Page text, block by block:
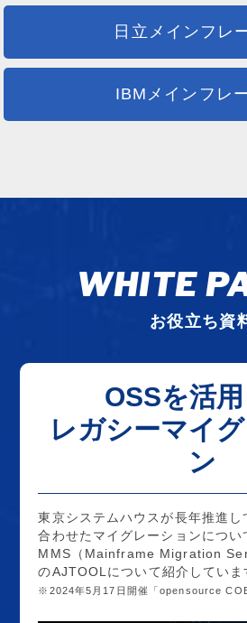
日立メインフレ
IBMメインフレ
WHITE
お役立ち資
OSSを活
レガシーマイ
ン
東京システムハウスが長年推進し
合わせたマイグレーションについ
MMS（Mainframe Migration
のAJTOOLについて紹介していま
※2024年5月17日開催「opensource